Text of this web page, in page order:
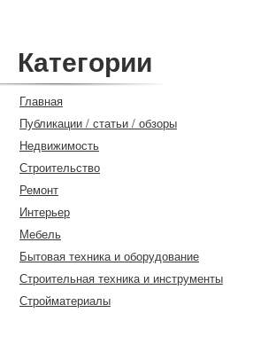
Категории
Главная
Публикации / статьи / обзоры
Недвижимость
Строительство
Ремонт
Интерьер
Мебель
Бытовая техника и оборудование
Строительная техника и инструменты
Стройматериалы